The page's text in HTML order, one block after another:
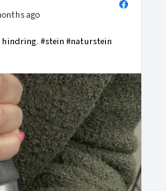
ago
hindring. #stein #naturstein